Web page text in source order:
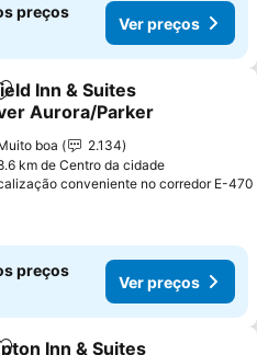
preços
Ver preços
Adicionar aos favoritos
Inn & Suites
Aurora/Parker
boa
2.134
km de Centro da cidade
conveniente no corredor E-470
preços
Ver preços
Inn & Suites